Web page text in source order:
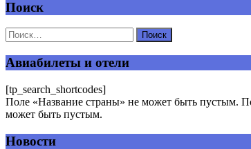
Добавить комментарий
Ваш адрес email не будет опубликован.
Комментарий
Поиск
Авиабилеты и отели
[tp_search_shortcodes]
Поле «Название страны» не может быть пустым.
может быть пустым.
Новости